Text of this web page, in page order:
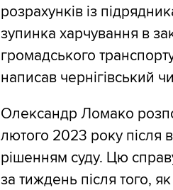
розрахунків із
зупинка харчування в
громадського
написав чернігівський
Олександр Ломако
лютого 2023 року після
рішенням суду. Цю
за тиждень після того,